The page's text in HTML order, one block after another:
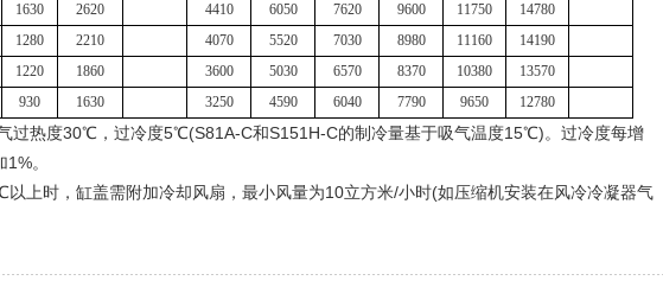
1630 2620 4410 6050 7620 9600 11750
14780
1280 2210 4070 5520 7030 8980 11160
14190
1220 1860 3600 5030 6570 8370 10380
13570
930 1630 3250 4590 6040 7790 9650 12780
热度30℃，过冷度5℃(S81A-C和S151H-C的制冷量基于吸气温度15℃)。过冷度每增
。
时，缸盖需附加冷却风扇，最小风量为10立方米/小时(如压缩机安装在风冷冷凝器气